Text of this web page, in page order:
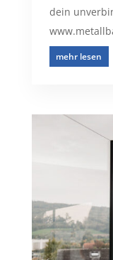
dein
mehr lesen